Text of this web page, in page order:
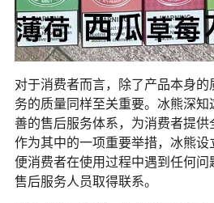
对于消费者而言，除了产品本身
务的质量同样至关重要。冰熊深
善的售后服务体系，为消费者提供
作为其中的一项重要举措，冰熊
便消费者在使用过程中遇到任何
售后服务人员取得联系。